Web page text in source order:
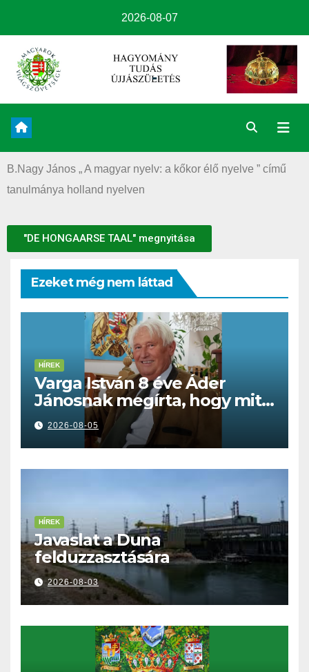
2026-08-07
B.Nagy János „ A magyar nyelv: a kőkor élő nyelve ” című
tanulmánya holland nyelven
"DE HONGAARSE TAAL" megnyitása
Ezeket még nem láttad
HÍREK
Varga István 8 éve Áder
Jánosnak megírta, hogy mit
kell tennünk a Dunával
2026-08-05
HÍREK
Javaslat a Duna
felduzzasztására
2026-08-03